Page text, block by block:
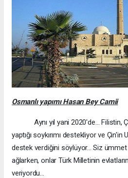
Osmanlı yapımı Hasan Bey Camii
Aynı yıl yani 2020'de… Filistin,
yaptığı soykırımı destekliyor ve Çin'in
destek verdiğini söylüyor... Siz
ağlarken, onlar Türk Milletinin
veriyordu...